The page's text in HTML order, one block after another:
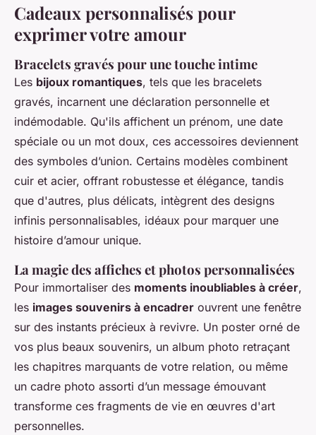
Cadeaux personnalisés pour
exprimer votre amour
Bracelets gravés pour une touche intime
Les bijoux romantiques, tels que les bracelets
gravés, incarnent une déclaration personnelle et
indémodable. Qu'ils affichent un prénom, une date
spéciale ou un mot doux, ces accessoires deviennent
des symboles d’union. Certains modèles combinent
cuir et acier, offrant robustesse et élégance, tandis
que d'autres, plus délicats, intègrent des designs
infinis personnalisables, idéaux pour marquer une
histoire d’amour unique.
La magie des affiches et photos personnalisées
Pour immortaliser des moments inoubliables à créer,
les images souvenirs à encadrer ouvrent une fenêtre
sur des instants précieux à revivre. Un poster orné de
vos plus beaux souvenirs, un album photo retraçant
les chapitres marquants de votre relation, ou même
un cadre photo assorti d’un message émouvant
transforme ces fragments de vie en œuvres d'art
personnelles.